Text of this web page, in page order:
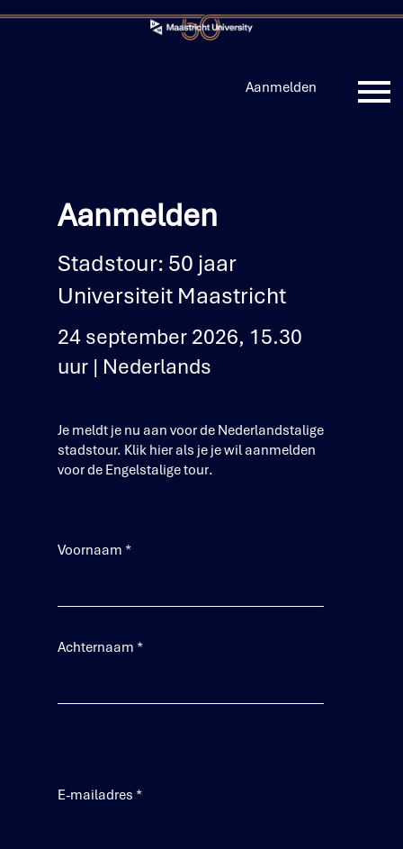
Aanmelden
Aanmelden
Stadstour: 50 jaar
Universiteit Maastricht
24 september 2026, 15.30
uur | Nederlands
Je meldt je nu aan voor de Nederlandstalige
stadstour. Klik hier als je je wil aanmelden
voor de Engelstalige tour.
Voornaam *
Achternaam *
E-mailadres *